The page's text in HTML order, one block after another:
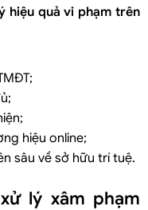
hiệu quả vi phạm trên
hiệu online;
sâu về sở hữu trí tuệ.
lý xâm phạm